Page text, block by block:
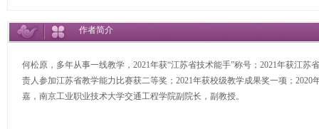
作者简介
何松原，多年从事一线教学，2021年获“江苏省技术能手”称号；2021年获江
责人参加江苏省教学能力比赛获二等奖；2021年获校级教学成果奖一项；
嘉，南京工业职业技术大学交通工程学院副院长，副教授。